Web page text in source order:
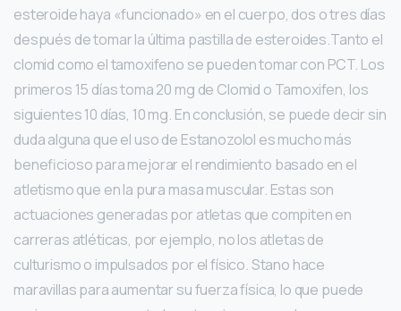
esteroide haya «funcionado» en el cuerpo, dos o tres días
después de tomar la última pastilla de esteroides.Tanto el
clomid como el tamoxifeno se pueden tomar con PCT. Los
primeros 15 días toma 20 mg de Clomid o Tamoxifen, los
siguientes 10 días, 10 mg. En conclusión, se puede decir sin
duda alguna que el uso de Estanozolol es mucho más
beneficioso para mejorar el rendimiento basado en el
atletismo que en la pura masa muscular. Estas son
actuaciones generadas por atletas que compiten en
carreras atléticas, por ejemplo, no los atletas de
culturismo o impulsados por el físico. Stano hace
maravillas para aumentar su fuerza física, lo que puede